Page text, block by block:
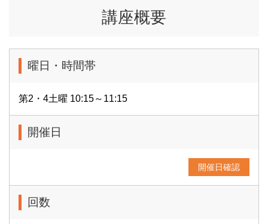
講座概要
曜日・時間帯
第2・4土曜 10:15～11:15
開催日
開催日確認
回数